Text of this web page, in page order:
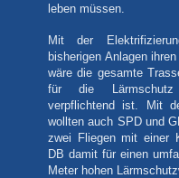
leben müssen.
Mit der
bisherigen Anlagen
wäre die gesamte
für die Lärmschutz
verpflichtend ist. Mit
wollten auch SPD und
zwei Fliegen mit einer
DB damit für einen
Meter hohen